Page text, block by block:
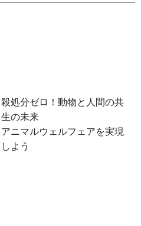
殺処分ゼロ！動物と人間の共
生の未来
アニマルウェルフェアを実現
しよう